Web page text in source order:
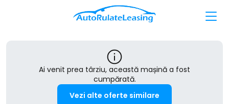
Ai venit prea târziu, această mașină a fost
cumpărată.
Vezi alte oferte similare